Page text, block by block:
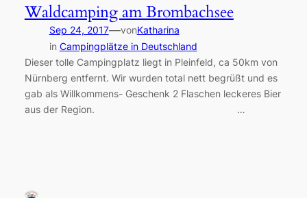
Waldcamping am Brombachsee
Sep 24, 2017—vonKatharina
in Campingplätze in Deutschland
Dieser tolle Campingplatz liegt in Pleinfeld, ca 50km von
Nürnberg entfernt. Wir wurden total nett begrüßt und es
gab als Willkommens- Geschenk 2 Flaschen leckeres Bier
aus der Region. …